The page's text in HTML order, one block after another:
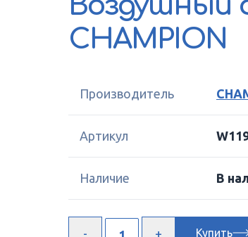
CHAMPION
Производитель
Артикул
Наличие В
Купить